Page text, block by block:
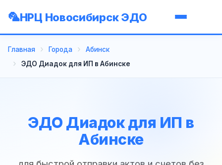
НРЦ Новосибирск ЭДО
Главная Города
Абинск
ЭДО Диадок для ИП в Абинске
ЭДО Диадок для ИП в
Абинске